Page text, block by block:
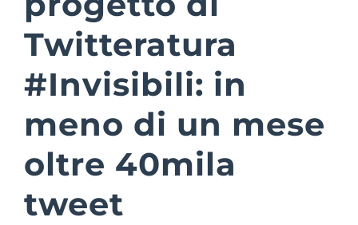
Suite Login
Twitteratura
#Invisibili: in
meno di un mese
oltre 40mila
tweet